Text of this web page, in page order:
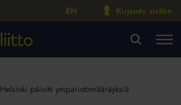
EN Kirjaudu sisään
Helsinki päivitti ympäristömääräyksiä